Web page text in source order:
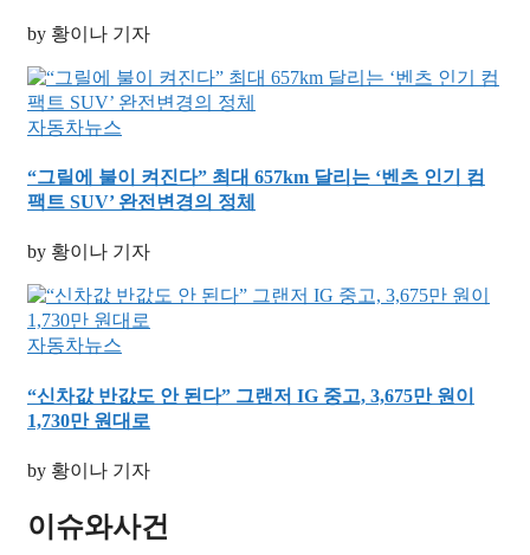
by 황이나 기자
자동차뉴스
“그릴에 불이 켜진다” 최대 657km 달리는 ‘벤츠 인기 컴
팩트 SUV’ 완전변경의 정체
by 황이나 기자
자동차뉴스
“신차값 반값도 안 된다” 그랜저 IG 중고, 3,675만 원이
1,730만 원대로
by 황이나 기자
이슈와사건